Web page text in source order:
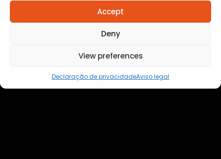
Accept
Deny
View preferences
Declaração de privacidadeAviso legal
TRAFICANTE COM DOIS MANDADOS DE PRISÃO É
PRESO COM DROGAS E DINHEIRO NO 1º DE
MARÇO EM CUIABÁ